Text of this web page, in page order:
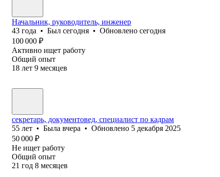
Начальник, руководитель, инженер
43 года • Был сегодня • Обновлено сегодня
100 000 ₽
Активно ищет работу
Общий опыт
18 лет 9 месяцев
секретарь, документовед, специалист по кадрам
55 лет • Была вчера • Обновлено 5 декабря 2025
50 000 ₽
Не ищет работу
Общий опыт
21 год 8 месяцев